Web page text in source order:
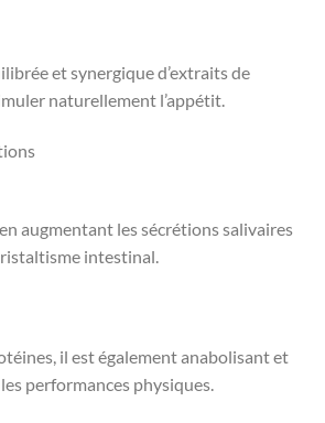
et synergique d’extraits de
naturellement l’appétit.
augmentant les sécrétions salivaires
intestinal.
il est également anabolisant et
performances physiques.